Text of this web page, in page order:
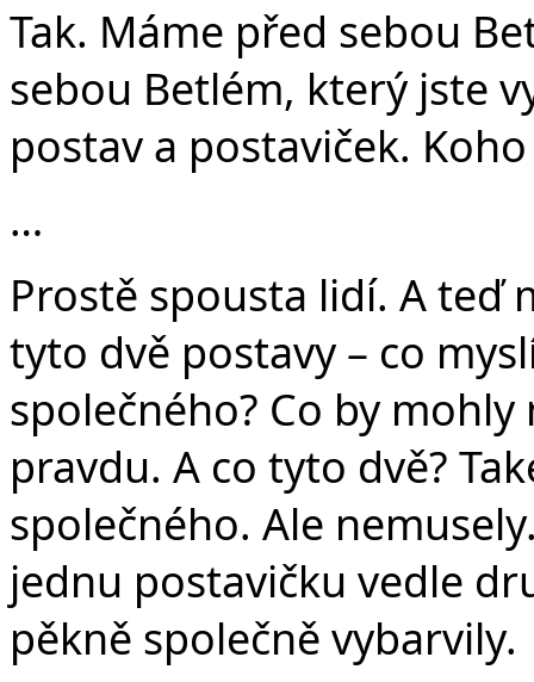
Tak. Máme před sebou
sebou Betlém, který jste
postav a postaviček.
…
Prostě spousta lidí. A teď
tyto dvě postavy – co
společného? Co by
pravdu. A co tyto dvě?
společného. Ale
jednu postavičku vedle
pěkně společně vybarvily.